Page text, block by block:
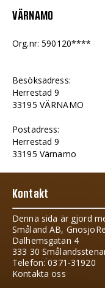
VÄRNAMO
Org.nr: 590120****
Besöksadress:
Herrestad 9
33195 VÄRNAMO
Postadress:
Herrestad 9
33195 Värnamo
Kontakt
Denna sida är gjord
Småland AB,
Dalhemsgatan 4
333 30
Telefon: 0371-31920
Kontakta oss